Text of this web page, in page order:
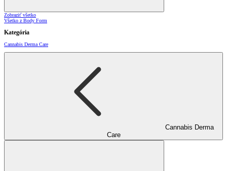
Zobraziť všetko
Všetko z Body Form
Kategória
Cannabis Derma Care
Cannabis Derma
Care